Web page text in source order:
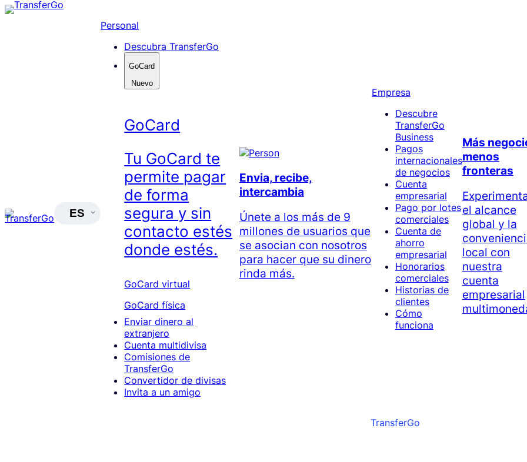
Skip
ES
Personal
Descubra TransferGo
GoCard
Nuevo
GoCard
Tu GoCard te
permite pagar
de forma
segura y sin
contacto estés
donde estés.
GoCard virtual
GoCard física
Enviar dinero al
extranjero
Cuenta multidivisa
Comisiones de
TransferGo
Convertidor de divisas
Invita a un amigo
Envia, recibe,
intercambia
Únete a los más de 9
millones de usuarios que
se asocian con nosotros
para hacer que su dinero
rinda más.
Empresa
Descubre
TransferGo
Business
Pagos
internacionales
de negocios
Cuenta
empresarial
Pago por lotes
comerciales
Cuenta de
ahorro
empresarial
Honorarios
comerciales
Historias de
clientes
Cómo
funciona
Más
menos
fronteras
el alcance
global y la
local con
nuestra
cuenta
empresarial
TransferGo